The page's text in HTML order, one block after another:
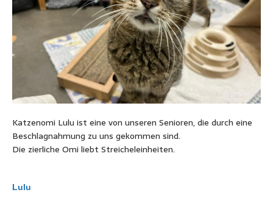
Katzenomi Lulu ist eine von unseren Senioren, die durch eine
Beschlagnahmung zu uns gekommen sind.
Die zierliche Omi liebt Streicheleinheiten.
Lulu